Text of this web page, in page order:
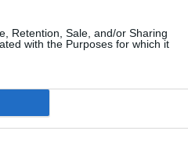
Retention, Sale, and/or Sharing
with the Purposes for which it
της Καλαμάτας
είδη, απόσύγχρονο